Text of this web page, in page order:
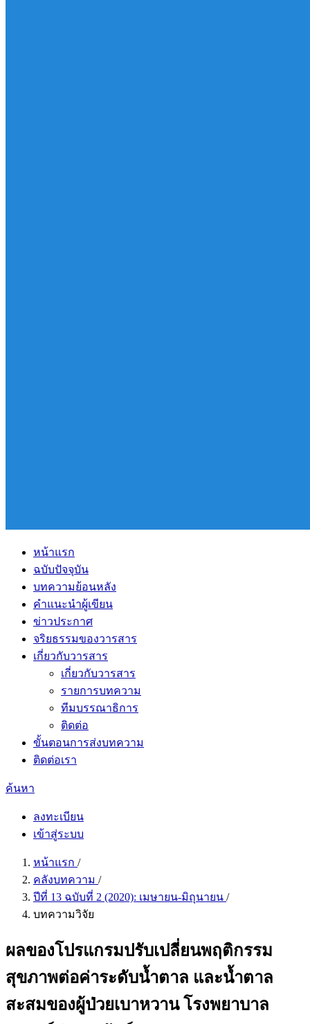
หน้าแรก
ฉบับปัจจุบัน
บทความย้อนหลัง
คำแนะนำผู้เขียน
ข่าวประกาศ
จริยธรรมของวารสาร
เกี่ยวกับวารสาร
เกี่ยวกับวารสาร
รายการบทความ
ทีมบรรณาธิการ
ติดต่อ
ขั้นตอนการส่งบทความ
ติดต่อเรา
ค้นหา
ลงทะเบียน
เข้าสู่ระบบ
หน้าแรก /
คลังบทความ /
ปีที่ 13 ฉบับที่ 2 (2020): เมษายน-มิถุนายน /
บทความวิจัย
ผลของโปรแกรมปรับเปลี่ยนพฤติกรรม
สุขภาพต่อค่าระดับน้ำตาล และน้ำตาล
สะสมของผู้ป่วยเบาหวาน โรงพยาบาล